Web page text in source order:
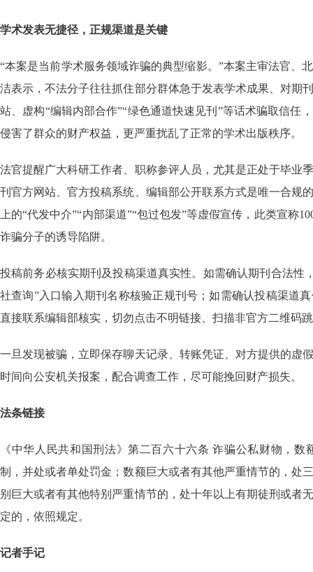
学术发表无捷径，正规渠道是关键
“本案是当前学术服务领域诈骗的典型缩影。”本案主审法官、
洁表示，不法分子往往抓住部分群体急于发表学术成果、对期
站、虚构“编辑内部合作”“绿色通道快速见刊”等话术骗取信任
侵害了群众的财产权益，更严重扰乱了正常的学术出版秩序。
法官提醒广大科研工作者、职称参评人员，尤其是正处于毕业
刊官方网站、官方投稿系统、编辑部公开联系方式是唯一合规
上的“代发中介”“内部渠道”“包过包发”等虚假宣传，此类宣称
诈骗分子的诱导陷阱。
投稿前务必核实期刊及投稿渠道真实性。如需确认期刊合法性
社查询”入口输入期刊名称核验正规刊号；如需确认投稿渠道
直接联系编辑部核实，切勿点击不明链接、扫描非官方二维码
一旦发现被骗，立即保存聊天记录、转账凭证、对方提供的虚
时间向公安机关报案，配合调查工作，尽可能挽回财产损失。
法条链接
《中华人民共和国刑法》第二百六十六条 诈骗公私财物，
制，并处或者单处罚金；数额巨大或者有其他严重情节的，处
别巨大或者有其他特别严重情节的，处十年以上有期徒刑或者
定的，依照规定。
记者手记